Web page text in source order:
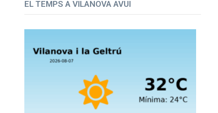
EL TEMPS A VILANOVA AVUI